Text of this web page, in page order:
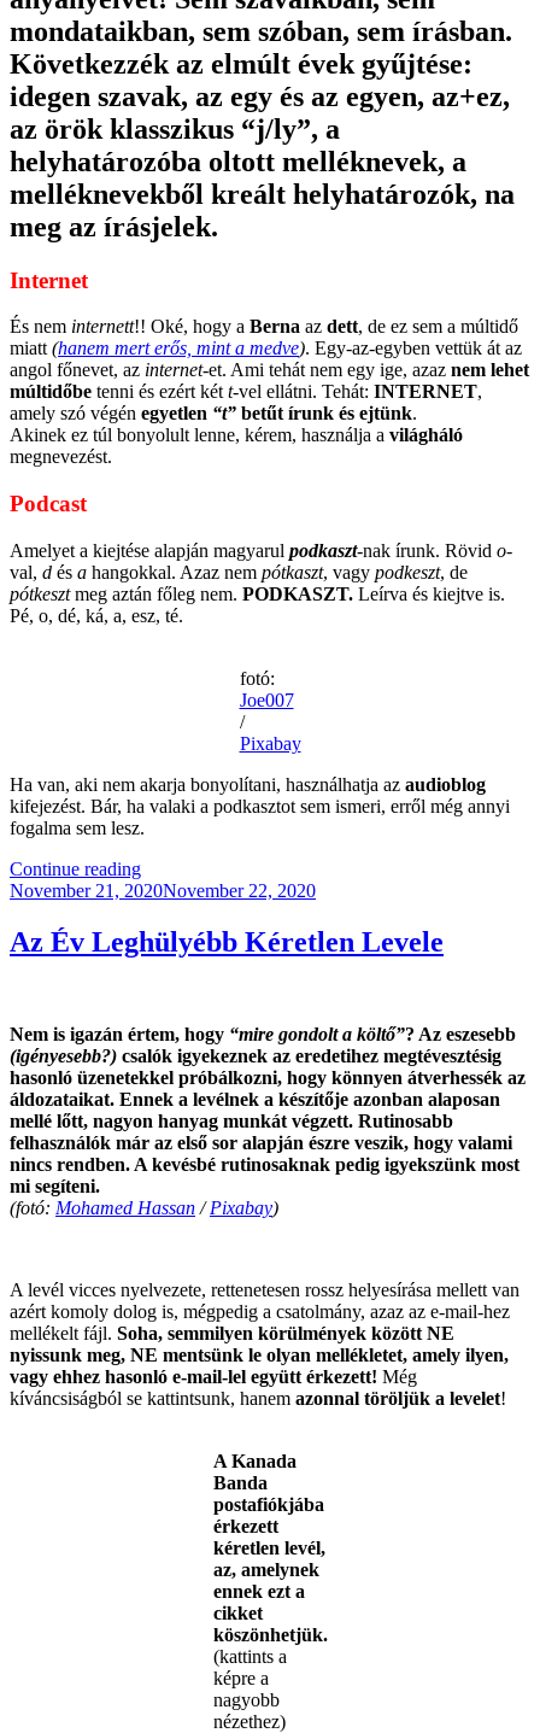
mondataikban, sem szóban, sem írásban.
Következzék az elmúlt évek gyűjtése:
idegen szavak, az egy és az egyen, az+ez,
az örök klasszikus “j/ly”, a
helyhatározóba oltott melléknevek, a
melléknevekből kreált helyhatározók, na
meg az írásjelek.
Internet
És nem internett!! Oké, hogy a Berna az dett, de ez sem a múltidő
miatt (hanem mert erős, mint a medve). Egy-az-egyben vettük át az
angol főnevet, az internet-et. Ami tehát nem egy ige, azaz nem lehet
múltidőbe tenni és ezért két t-vel ellátni. Tehát: INTERNET,
amely szó végén egyetlen “t” betűt írunk és ejtünk.
Akinek ez túl bonyolult lenne, kérem, használja a világháló
megnevezést.
Podcast
Amelyet a kiejtése alapján magyarul podkaszt-nak írunk. Rövid o-
val, d és a hangokkal. Azaz nem pótkaszt, vagy podkeszt, de
pótkesztmeg aztán főleg nem. PODKASZT. Leírva és kiejtve is.
Pé, o, dé, ká, a, esz, té.
fotó:
Joe007
/
Pixabay
Ha van, aki nem akarja bonyolítani, használhatja az audioblog
kifejezést. Bár, ha valaki a podkasztot sem ismeri, erről még annyi
fogalma sem lesz.
Continue reading“Ortográfia”
Posted
November 21, 2020November 22, 2020
Az Év Leghülyébb Kéretlen Levele
Nem is igazán értem, hogy “mire gondolt a költő”? Az eszesebb
(igényesebb?) csalók igyekeznek az eredetihez megtévesztésig
hasonló üzenetekkel próbálkozni, hogy könnyen átverhessék az
áldozataikat. Ennek a levélnek a készítője azonban alaposan
mellé lőtt, nagyon hanyag munkát végzett. Rutinosabb
felhasználók már az első sor alapján észre veszik, hogy valami
nincs rendben. A kevésbé rutinosaknak pedig igyekszünk most
mi segíteni.
(fotó: Mohamed Hassan /Pixabay)
A levél vicces nyelvezete, rettenetesen rossz helyesírása mellett van
azért komoly dolog is, mégpedig a csatolmány, azaz az e-mail-hez
mellékelt fájl. Soha, semmilyen körülmények között NE
nyissunk meg, NE mentsünk le olyan mellékletet, amely ilyen,
vagy ehhez hasonló e-mail-lel együtt érkezett! Még
kíváncsiságból se kattintsunk, hanem azonnal töröljük a levelet!
A Kanada
Banda
postafiókjába
érkezett
kéretlen levél,
az, amelynek
ennek ezt a
cikket
köszönhetjük.
(kattints a
képre a
nagyobb
nézethez)